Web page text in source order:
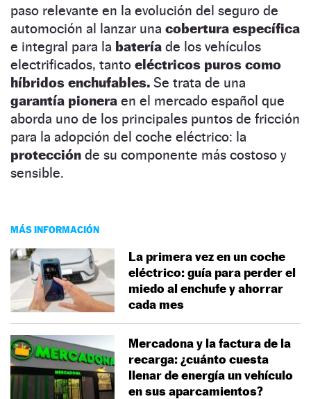
paso relevante en la evolución del seguro de
automoción al lanzar una cobertura específica
e integral para la batería de los vehículos
electrificados, tanto eléctricos puros como
híbridos enchufables. Se trata de una
garantía pionera en el mercado español que
aborda uno de los principales puntos de fricción
para la adopción del coche eléctrico: la
protección de su componente más costoso y
sensible.
MÁS INFORMACIÓN
La primera vez en un coche
eléctrico: guía para perder el
miedo al enchufe y ahorrar
cada mes
Mercadona y la factura de la
recarga: ¿cuánto cuesta
llenar de energía un vehículo
en sus aparcamientos?